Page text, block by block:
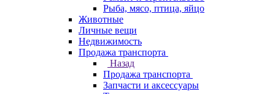
Рыба, мясо, птица, яйцо
Животные
Личные вещи
Недвижимость
Продажа транспорта
Назад
Продажа транспорта
Запчасти и аксессуары